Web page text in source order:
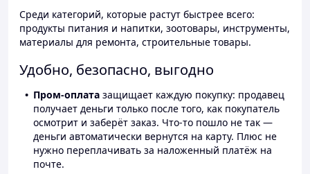
Среди категорий, которые растут быстрее всего:
продукты питания и напитки, зоотовары, инструменты,
материалы для ремонта, строительные товары.
Удобно, безопасно, выгодно
Пром-оплата защищает каждую покупку: продавец
получает деньги только после того, как покупатель
осмотрит и заберёт заказ. Что-то пошло не так —
деньги автоматически вернутся на карту. Плюс не
нужно переплачивать за наложенный платёж на
почте.